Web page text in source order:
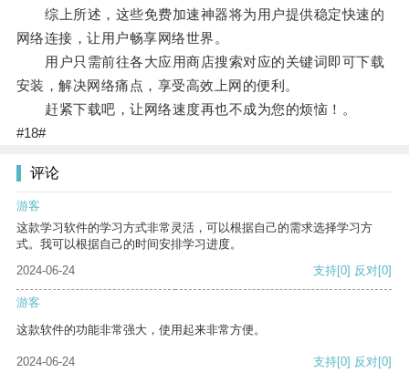
综上所述，这些免费加速神器将为用户提供稳定快速的
网络连接，让用户畅享网络世界。
用户只需前往各大应用商店搜索对应的关键词即可下载
安装，解决网络痛点，享受高效上网的便利。
赶紧下载吧，让网络速度再也不成为您的烦恼！。
#18#
评论
游客
这款学习软件的学习方式非常灵活，可以根据自己的需求选择学习方
式。我可以根据自己的时间安排学习进度。
2024-06-24
支持[0] 反对[0]
游客
这款软件的功能非常强大，使用起来非常方便。
2024-06-24 支持[0] 反对[0]